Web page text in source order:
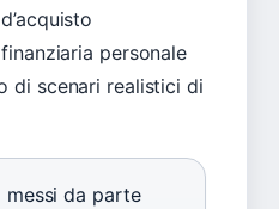
personale
di scenari realistici di
messi da parte